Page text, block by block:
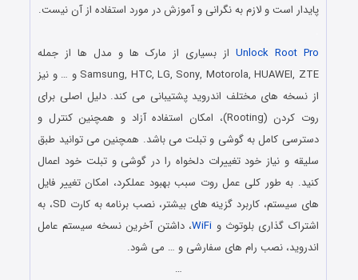
پایدار است و لازم به نگرانی و آموزش در مورد استفاده از آن نیست.
Unlock Root Pro از بسیاری از مارک ها و مدل ها از جمله
Samsung, HTC, LG, Sony, Motorola, HUAWEI, ZTE و … و نیز
از نسخه های مختلف اندروید پشتیبانی می کند. دلیل اصلی برای
روت کردن (Rooting)، امکان استفاده آزاد و همچنین کنترل و
دسترسی کامل به گوشی و تبلت می باشد. همچنین می توانید طبق
سلیقه و نیاز خود تغییرات دلخواه را در گوشی و تبلت خود اعمال
کنید. به طور کلی عمل روت سبب بهبود عملکرد، امکان تغییر فایل
های سیستم، کاربرد گزینه های بیشتر، نصب برنامه به کارت SD، به
اشتراک گذاری بلوتوث و WiFi، داشتن آخرین نسخه سیستم عامل
اندروید، نصب رام های سفارشی و … می شود.
…